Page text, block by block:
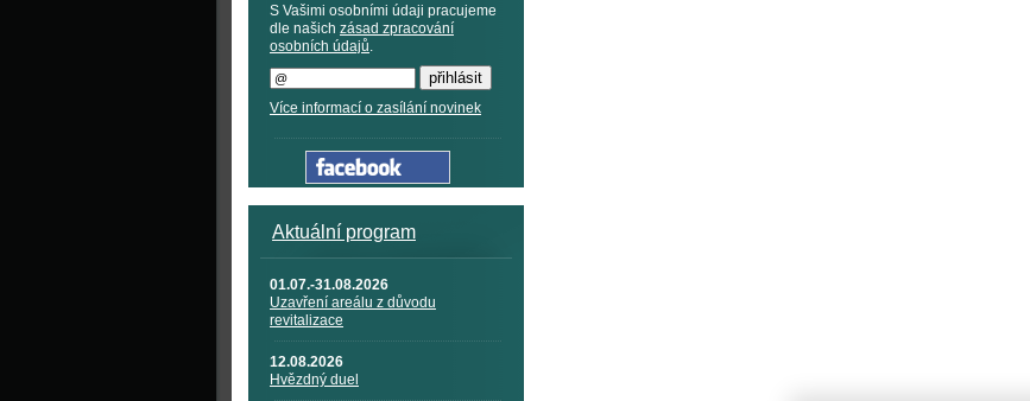
S Vašimi osobními údaji pracujeme
dle našich zásad zpracování
osobních údajů.
Více informací o zasílání novinek
Aktuální program
01.07.-31.08.2026
Uzavření areálu z důvodu
revitalizace
12.08.2026
Hvězdný duel